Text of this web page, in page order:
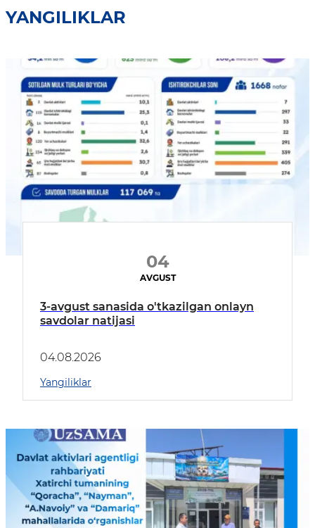
YANGILIKLAR
04
AVGUST
3-avgust sanasida o'tkazilgan onlayn
savdolar natijasi
04.08.2026
Yangiliklar